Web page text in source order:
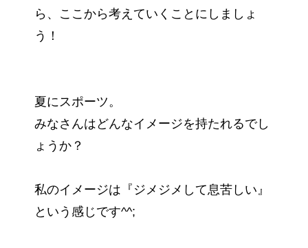
ら、ここから考えていくことにしましょ
う！
夏にスポーツ。
みなさんはどんなイメージを持たれるでし
ょうか？
私のイメージは『ジメジメして息苦しい』
という感じです^^;